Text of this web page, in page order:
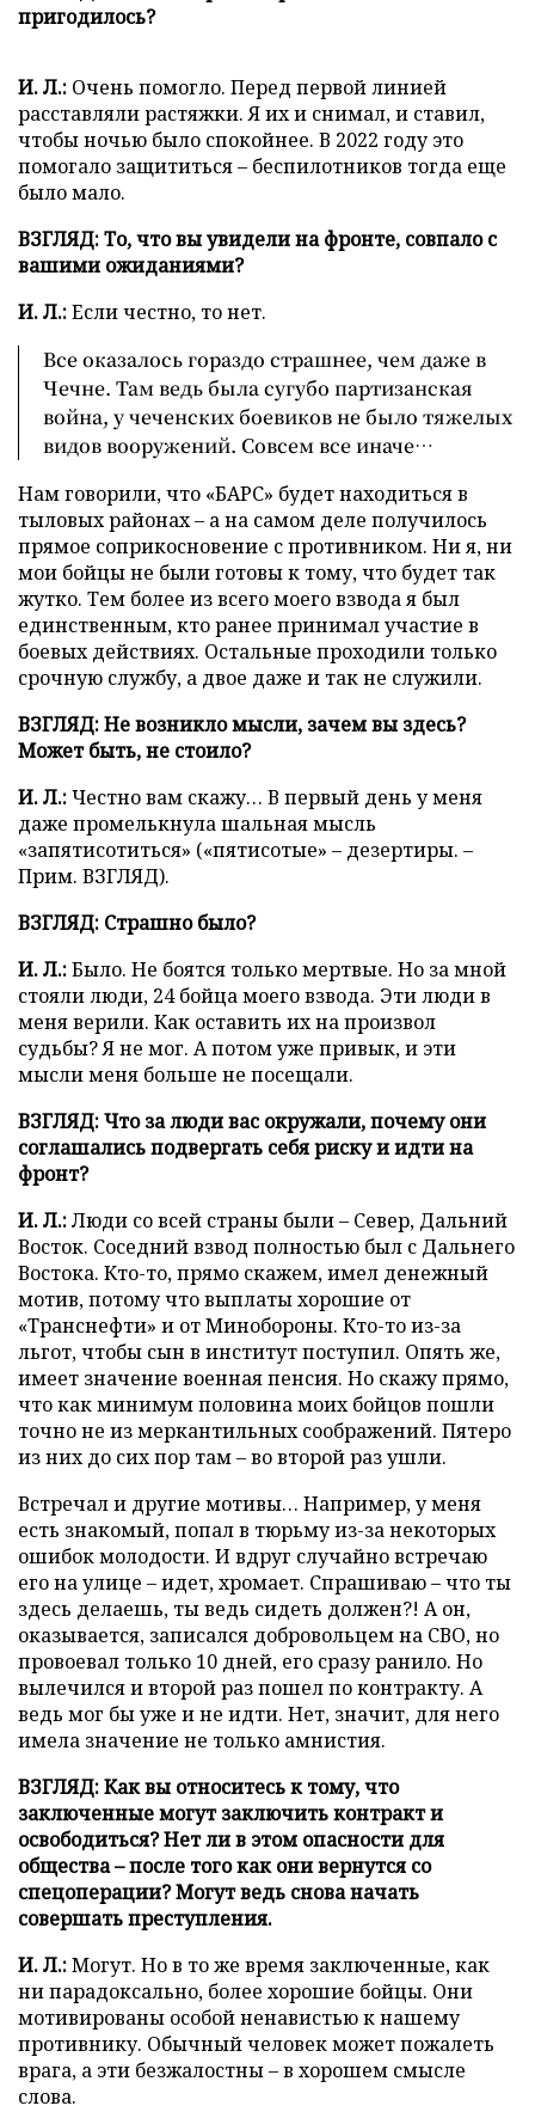
пригодилось?
И. Л.: Очень помогло. Перед первой линией
расставляли растяжки. Я их и снимал, и ставил,
чтобы ночью было спокойнее. В 2022 году это
помогало защититься – беспилотников тогда еще
было мало.
ВЗГЛЯД: То, что вы увидели на фронте, совпало с
вашими ожиданиями?
И. Л.:Если честно, то нет.
Все оказалось гораздо страшнее, чем даже в
Чечне. Там ведь была сугубо партизанская
война, у чеченских боевиков не было тяжелых
видов вооружений. Совсем все иначе…
Нам говорили, что «БАРС» будет находиться в
тыловых районах – а на самом деле получилось
прямое соприкосновение с противником. Ни я, ни
мои бойцы не были готовы к тому, что будет так
жутко. Тем более из всего моего взвода я был
единственным, кто ранее принимал участие в
боевых действиях. Остальные проходили только
срочную службу, а двое даже и так не служили.
ВЗГЛЯД: Не возникло мысли, зачем вы здесь?
Может быть, не стоило?
И. Л.:Честно вам скажу… В первый день у меня
даже промелькнула шальная мысль
«запятисотиться» («пятисотые» – дезертиры. –
Прим. ВЗГЛЯД).
ВЗГЛЯД: Страшно было?
И. Л.:Было. Не боятся только мертвые. Но за мной
стояли люди, 24 бойца моего взвода. Эти люди в
меня верили. Как оставить их на произвол
судьбы? Я не мог. А потом уже привык, и эти
мысли меня больше не посещали.
ВЗГЛЯД: Что за люди вас окружали, почему они
соглашались подвергать себя риску и идти на
фронт?
И. Л.:Люди со всей страны были – Север, Дальний
Восток. Соседний взвод полностью был с Дальнего
Востока. Кто-то, прямо скажем, имел денежный
мотив, потому что выплаты хорошие от
«Транснефти» и от Минобороны. Кто-то из-за
льгот, чтобы сын в институт поступил. Опять же,
имеет значение военная пенсия. Но скажу прямо,
что как минимум половина моих бойцов пошли
точно не из меркантильных соображений. Пятеро
из них до сих пор там – во второй раз ушли.
Встречал и другие мотивы… Например, у меня
есть знакомый, попал в тюрьму из-за некоторых
ошибок молодости. И вдруг случайно встречаю
его на улице – идет, хромает. Спрашиваю – что ты
здесь делаешь, ты ведь сидеть должен?! А он,
оказывается, записался добровольцем на СВО, но
провоевал только 10 дней, его сразу ранило. Но
вылечился и второй раз пошел по контракту. А
ведь мог бы уже и не идти. Нет, значит, для него
имела значение не только амнистия.
ВЗГЛЯД: Как вы относитесь к тому, что
заключенные могут заключить контракт и
освободиться? Нет ли в этом опасности для
общества – после того как они вернутся со
спецоперации? Могут ведь снова начать
совершать преступления.
И. Л.:Могут. Но в то же время заключенные, как
ни парадоксально, более хорошие бойцы. Они
мотивированы особой ненавистью к нашему
противнику. Обычный человек может пожалеть
врага, а эти безжалостны – в хорошем смысле
слова.